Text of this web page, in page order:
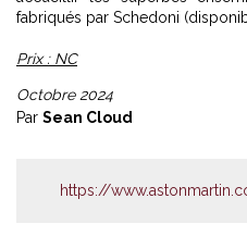
fabriqués par Schedoni
Prix : NC
Octobre 2024
Par Sean Cloud
https://